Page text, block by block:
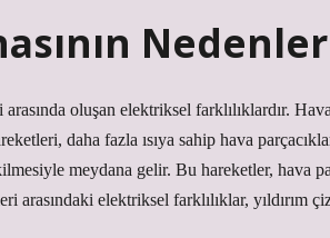
arasında oluşan elektriksel farklılıklardır.
daha fazla ısıya sahip hava
meydana gelir. Bu hareketler, hava
arasındaki elektriksel farklılıklar, yıldırım